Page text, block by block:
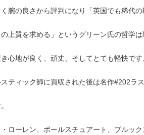
腕の良さから評判になり「英国でも稀代の
の上質を求める」というグリーン氏の哲学
心地が良く、頑丈、そしてとても軽快です
ティック師に買収された後は名作#202ラ
・ローレン、ポールスチュアート、ブルッ